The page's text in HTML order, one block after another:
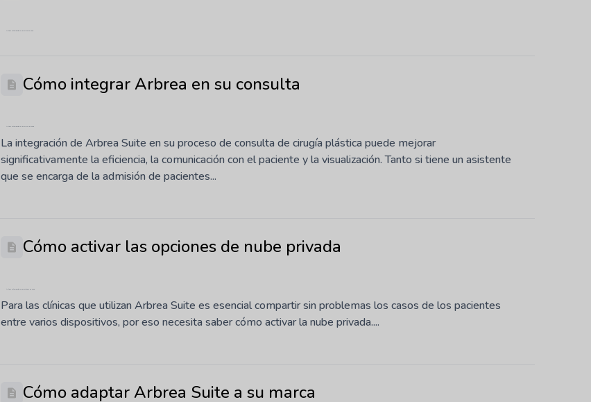
Última actualización: 21 de mayo de 2026
Cómo integrar Arbrea en su consulta
Última actualización: 31 de marzo de 2025
La integración de Arbrea Suite en su proceso de consulta de cirugía plástica puede mejorar
significativamente la eficiencia, la comunicación con el paciente y la visualización. Tanto si tiene un asistente
que se encarga de la admisión de pacientes...
Cómo activar las opciones de nube privada
Última actualización: 29 de octubre de 2025
Para las clínicas que utilizan Arbrea Suite es esencial compartir sin problemas los casos de los pacientes
entre varios dispositivos, por eso necesita saber cómo activar la nube privada....
Cómo adaptar Arbrea Suite a su marca